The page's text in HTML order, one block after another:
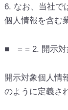
6. なお、当社で
個人情報を含む
■ = = 2. 開示対
開示対象個人情
のように定義さ